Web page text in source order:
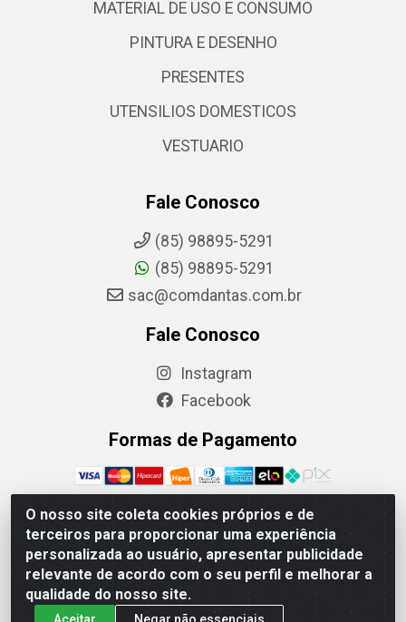
O nosso site coleta cookies próprios e de
terceiros para proporcionar uma experiência
personalizada ao usuário, apresentar publicidade
relevante de acordo com o seu perfil e melhorar a
qualidade do nosso site.
Aceitar Negar não essenciais
MATERIAL DE USO E CONSUMO
PINTURA E DESENHO
PRESENTES
UTENSILIOS DOMESTICOS
VESTUARIO
Fale Conosco
(85) 98895-5291
(85) 98895-5291
sac@comdantas.com.br
Fale Conosco
Instagram
Facebook
Formas de Pagamento
Rafael & Dantas LTDA - Rua Floriano Peixoto, 137-
Centro, CEP: 60025-130 | CNPJ: 02.884.314/0001-20